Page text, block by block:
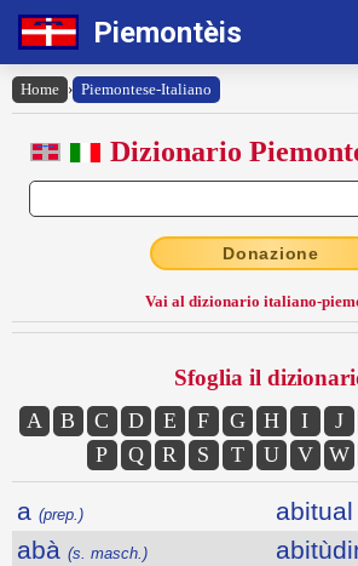
Piemontèis
Home › Piemontese-Italiano
Dizionario
Donazione
Vai al dizionario italiano-
Sfoglia il
A B C D E F G H I J
P
Q R S T U V W
a (prep.) abitual
abà (s. masch.)